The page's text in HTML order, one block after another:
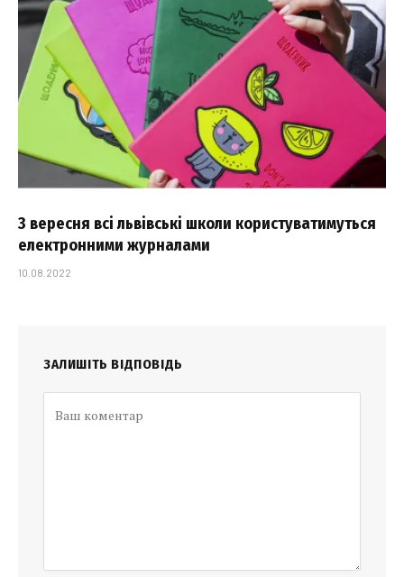
З вересня всі львівські школи користуватимуться
електронними журналами
10.08.2022
ЗАЛИШІТЬ ВІДПОВІДЬ